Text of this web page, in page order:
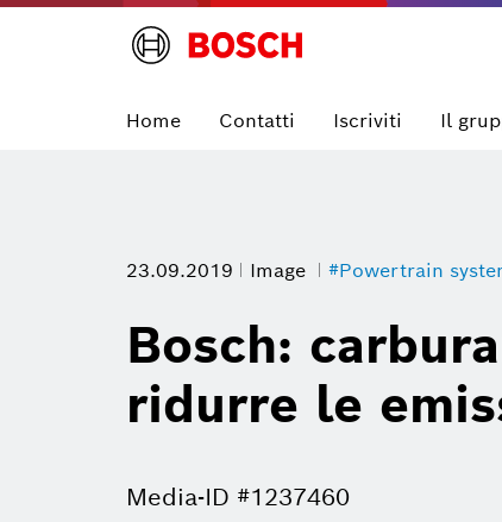
Home Contatti Iscriviti Il
23.09.2019 Image #Powertrain
Bosch:
ridurre le
Media-ID #1237460